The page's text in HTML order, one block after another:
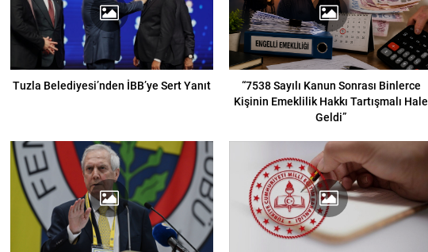
Tuzla Belediyesi’nden İBB’ye Sert Yanıt
“7538 Sayılı Kanun Sonrası Binlerce
Kişinin Emeklilik Hakkı Tartışmalı Hale
Geldi”